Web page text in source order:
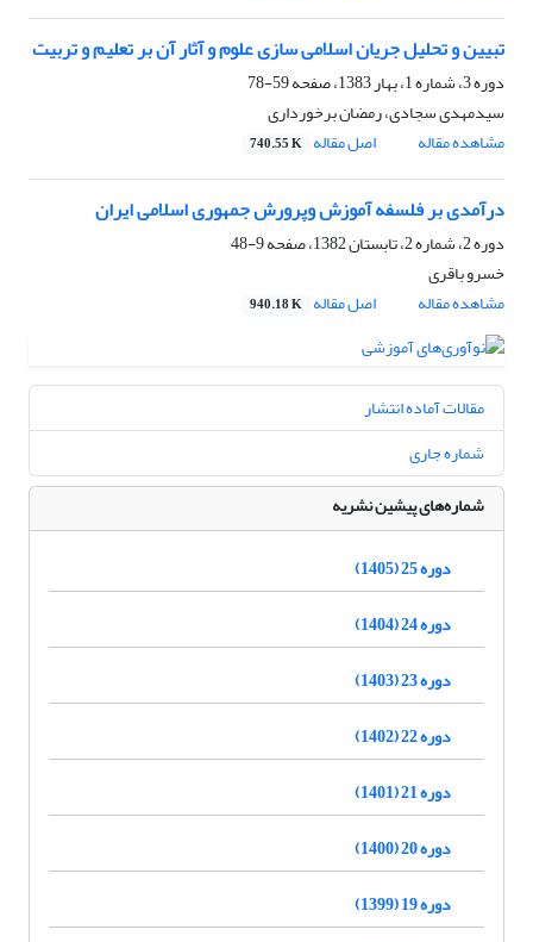
تبیین و تحلیل جریان اسلامی سازی علوم و آثار آن بر تعلیم و تربیت
دوره 3، شماره 1، بهار 1383، صفحه
59-78
سیدمهدی سجادی، رمضان برخورداری
مشاهده مقاله
اصل مقاله 740.55 K
درآمدی بر فلسفه آموزش وپرورش جمهوری اسلامی ایران
دوره 2، شماره 2، تابستان 1382، صفحه
9-48
خسرو باقری
مشاهده مقاله
اصل مقاله 940.18 K
مقالات آماده انتشار
شماره جاری
شماره‌های پیشین نشریه
دوره 25 (1405)
دوره 24 (1404)
دوره 23 (1403)
دوره 22 (1402)
دوره 21 (1401)
دوره 20 (1400)
دوره 19 (1399)